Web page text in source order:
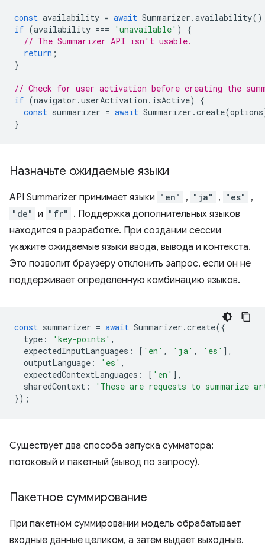
const availability = await Summarizer .availability
if (availability === 'unavailable' )
{
// The Summarizer API isn't usable.
return ;
}
// Check for user activation before creating the
if (navigator .userActivation . isActive)
{
const summarizer = await Summarizer .create(options
}
Назначьте ожидаемые языки
API Summarizer принимает языки "en" , "ja" , "es" ,
"de" и "fr"
. Поддержка дополнительных языков
находится в разработке. При создании сессии
укажите ожидаемые языки ввода, вывода и контекста.
Это позволит браузеру отклонить запрос, если он не
поддерживает определенную комбинацию языков.
const summarizer = await Summarizer .create({
type : 'key-points' ,
expectedInputLanguages : [ 'en' , 'ja' , 'es' ],
outputLanguage : 'es' ,
expectedContextLanguages : [ 'en' ],
sharedContext :
'These are requests to summarize
});
Существует два способа запуска сумматора:
потоковый и пакетный (вывод по запросу).
Пакетное суммирование
При пакетном суммировании модель обрабатывает
входные данные целиком, а затем выдает выходные.